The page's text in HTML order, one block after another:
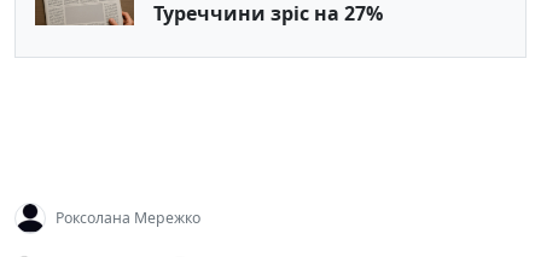
Туреччини зріс на 27%
Роксолана Мережко